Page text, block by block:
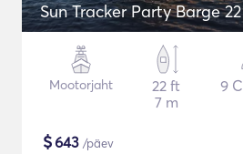
Sun Tracker Party Barge
Mootorjaht
22 ft
7 m
9
$643 /päev